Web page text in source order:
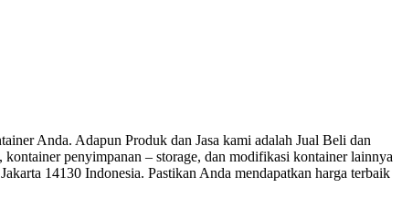
Anda. Adapun Produk dan Jasa kami adalah Jual Beli dan
penyimpanan – storage, dan modifikasi kontainer lainnya
14130 Indonesia. Pastikan Anda mendapatkan harga terbaik